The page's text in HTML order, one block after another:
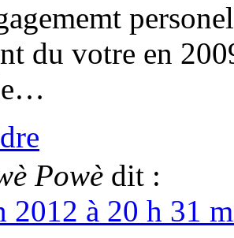
du votre en
Powè dit :
2012 à 20 h 31